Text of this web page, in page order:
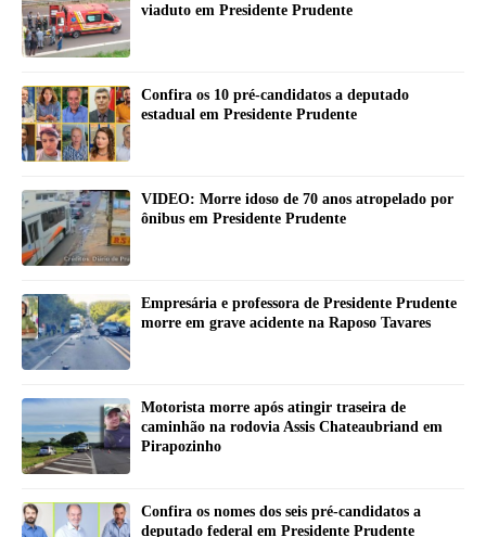
viaduto em Presidente Prudente
Confira os 10 pré-candidatos a deputado
estadual em Presidente Prudente
VIDEO: Morre idoso de 70 anos atropelado por
ônibus em Presidente Prudente
Empresária e professora de Presidente Prudente
morre em grave acidente na Raposo Tavares
Motorista morre após atingir traseira de
caminhão na rodovia Assis Chateaubriand em
Pirapozinho
Confira os nomes dos seis pré-candidatos a
deputado federal em Presidente Prudente